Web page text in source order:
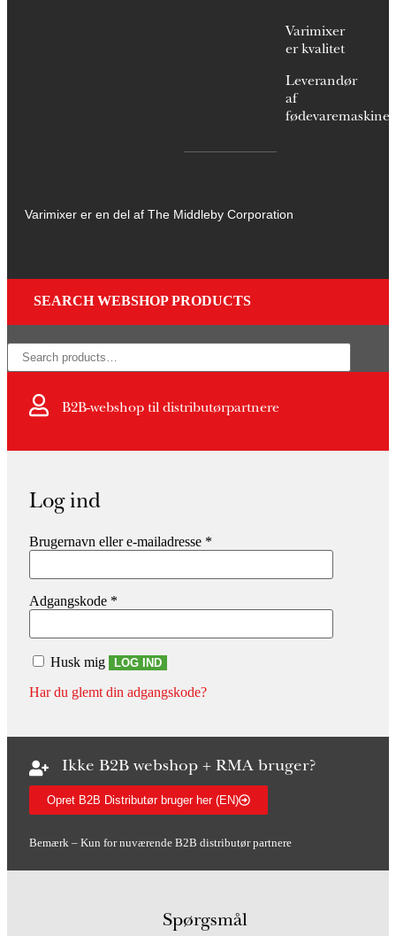
Varimixer
er kvalitet
Leverandør
af
fødevaremaskiner
Varimixer er en del af The Middleby Corporation
SEARCH WEBSHOP PRODUCTS
×
B2B-webshop til distributørpartnere
Log ind
Brugernavn eller e-mailadresse *
Adgangskode *
Husk mig LOG IND
Har du glemt din adgangskode?
Ikke B2B webshop + RMA bruger?
Opret B2B Distributør bruger her (EN)
Bemærk – Kun for nuværende B2B distributør partnere
Spørgsmål